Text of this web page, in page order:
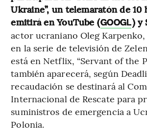
Ukraine”, un telemaratón de 10
emitirá en YouTube (GOOGL) y
actor ucraniano Oleg
en la serie de televisión de
está en Netflix, “Servant of the
también aparecerá, según
recaudación se destinará al
Internacional de Rescate para
suministros de emergencia a
Polonia.